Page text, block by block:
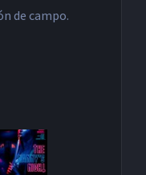
de campo.